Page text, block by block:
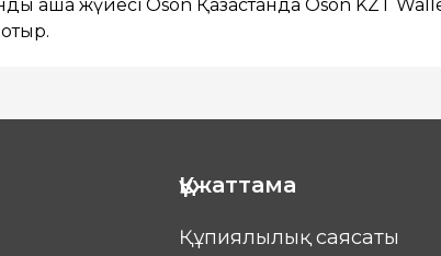
ақша жүйесі Oson Қазақстанда Oson KZT
Құжаттама
Құпиялылық саясаты